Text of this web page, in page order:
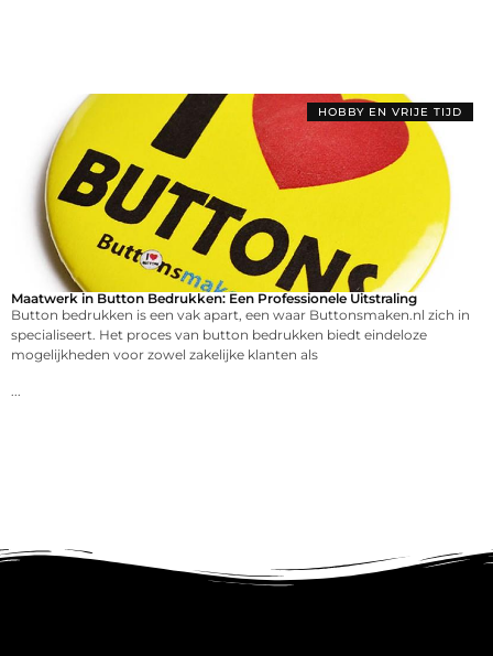
HOBBY EN VRIJE TIJD
Maatwerk in Button Bedrukken: Een Professionele Uitstraling
Button bedrukken is een vak apart, een waar Buttonsmaken.nl zich in
specialiseert. Het proces van button bedrukken biedt eindeloze
mogelijkheden voor zowel zakelijke klanten als